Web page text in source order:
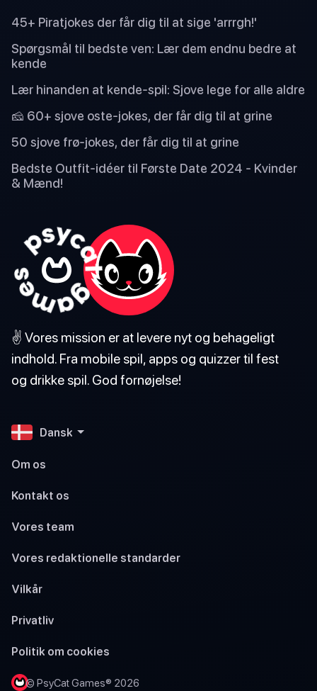
45+ Piratjokes der får dig til at sige 'arrrgh!'
Spørgsmål til bedste ven: Lær dem endnu bedre at
kende
Lær hinanden at kende-spil: Sjove lege for alle aldre
🧀 60+ sjove oste-jokes, der får dig til at grine
50 sjove frø-jokes, der får dig til at grine
Bedste Outfit-idéer til Første Date 2024 - Kvinder
& Mænd!
✌️ Vores mission er at levere nyt og behageligt
indhold. Fra mobile spil, apps og quizzer til fest
og drikke spil. God fornøjelse!
Dansk
Om os
Kontakt os
Vores team
Vores redaktionelle standarder
Vilkår
Privatliv
Politik om cookies
© PsyCat Games® 2026